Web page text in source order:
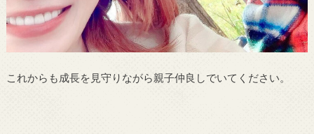
これからも成長を見守りながら親子仲良しでいてください。